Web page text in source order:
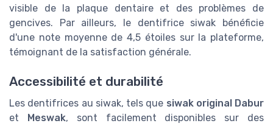
visible de la plaque dentaire et des problèmes de
gencives. Par ailleurs, le dentifrice siwak bénéficie
d'une note moyenne de 4,5 étoiles sur la plateforme,
témoignant de la satisfaction générale.
Accessibilité et durabilité
Les dentifrices au siwak, tels que siwak original Dabur
et
Meswak, sont facilement disponibles sur des